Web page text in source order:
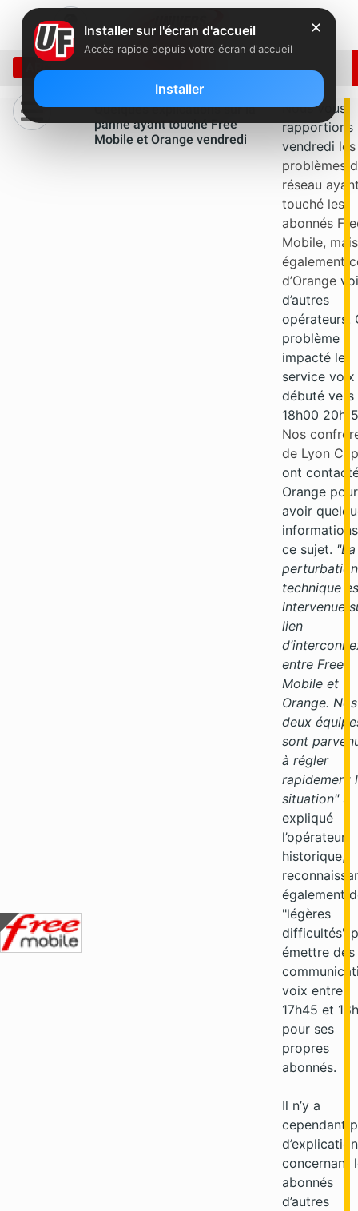
ARCHIVE: SEPTEMBRE 2012
Quelques explications sur la
panne ayant touché Free
Mobile et Orange vendredi
Nous vous
rapportions
vendredi les
problèmes
réseau
touché les
abonnés
Mobile, mais
également
d’Orange
d’autres
opérateurs.
problème a
impacté le
service
débuté vers
18h00
Nos
de Lyon
ont
Orange pour
avoir
ce sujet. "La
perturbation
technique
intervenue
lien
entre Free
Mobile et
Orange. Nos
deux
sont
à régler
rapidement
situation" a
expliqué
l’opérateur
historique,
également
"légères
difficultés"
émettre des
voix entre
17h45 et
pour ses
propres
abonnés.
Il n’y a
cependant
concernant
abonnés
d’autres
✕
Installer sur l'écran d'accueil
Accès rapide depuis votre écran d'accueil
Installer